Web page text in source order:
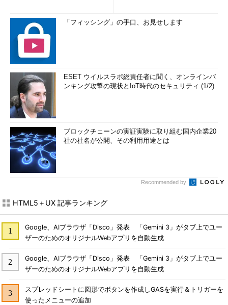
「フィッシング」の手口、お見せします
ESET ウイルスラボ総責任者に聞く、オンラインバ
ンキング攻撃の現状とIoT時代のセキュリティ (1/2)
ブロックチェーンの実証実験に取り組む国内企業20
社の社名が公開、その利用用途とは
Recommended by
HTML5＋UX 記事ランキング
Google、AIブラウザ「Disco」発表 「Gemini 3」がタブ上でユー
ザーのためのオリジナルWebアプリを自動生成
Google、AIブラウザ「Disco」発表 「Gemini 3」がタブ上でユー
ザーのためのオリジナルWebアプリを自動生成
スプレッドシートに図形でボタンを作成しGASを実行＆トリガーを
使ったメニューの追加